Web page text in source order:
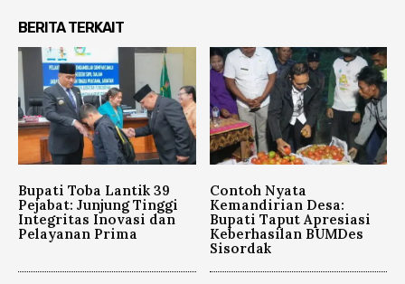
BERITA TERKAIT
Bupati Toba Lantik 39
Pejabat: Junjung Tinggi
Integritas Inovasi dan
Pelayanan Prima
Contoh Nyata
Kemandirian Desa:
Bupati Taput Apresiasi
Keberhasilan BUMDes
Sisordak